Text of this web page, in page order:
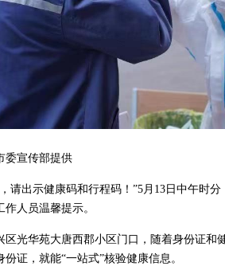
委宣传部提供
请出示健康码和行程码！”5月13日中午时
作人员温馨提示。
区光华苑大唐西郡小区门口，随着身份证和
份证，就能“一站式”核验健康信息。